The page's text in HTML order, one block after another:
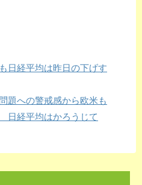
日経平均は昨日の下げす
題への警戒感から欧米も
日経平均はかろうじて